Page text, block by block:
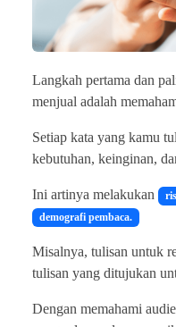
Langkah pertama dan
menjual adalah
Setiap kata yang kamu
kebutuhan, keinginan,
Ini artinya melakukan
demografi pembaca.
Misalnya, tulisan untuk
tulisan yang ditujukan
Dengan memahami